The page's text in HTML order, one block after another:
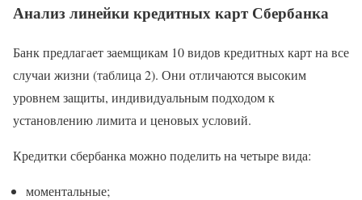
Анализ линейки кредитных карт Сбербанка
Банк предлагает заемщикам 10 видов кредитных карт на все
случаи жизни (таблица 2). Они отличаются высоким
уровнем защиты, индивидуальным подходом к
установлению лимита и ценовых условий.
Кредитки сбербанка можно поделить на четыре вида:
моментальные;